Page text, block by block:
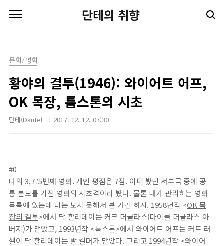
단테의 취향
문화/영화
황야의 결투(1946): 와이어트 어프,
OK 목장, 툼스톤의 시초
단테(Dante) 2017. 12. 12. 07:30
#0
나의 3,775번째 영화. 개인 평점은 7점. 이미 봤던 서부극 중에 공
통 분모를 가진 영화의 시초격이라 봤다. 물론 내가 관리하는 영화
목록에 있는데 나는 보지 못해서 본 거긴 하지. 1958년작 <OK 목
장의 결투>에서 닥 할리데이는 커크 더글라스(마이클 더글라스 아
버지)가 맡았고, 1993년작 <툼스톤>에서 와이어트 어프는 커트 러
셀이 닥 할리데이는 발 킬머가 맡았다. 그리고 1994년작 <와이어